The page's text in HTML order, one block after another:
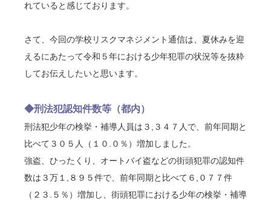
れていると感じております。
さて、今回の学校リスクマネジメント通信は、夏休みを迎
えるにあたって令和５年における少年犯罪の状況等を抜粋
してお伝えしたいと思います。
◆刑法犯認知件数等（都内）
刑法犯少年の検挙・補導人員は３,３４７人で、前年同期と
比べて３０５人（１０.０％）増加しました。
強盗、ひったくり、オートバイ盗などの街頭犯罪の認知件
数は３万１,８９５件で、前年同期と比べて６,０７７件
（２３.５％）増加し、街頭犯罪における少年の検挙・補導